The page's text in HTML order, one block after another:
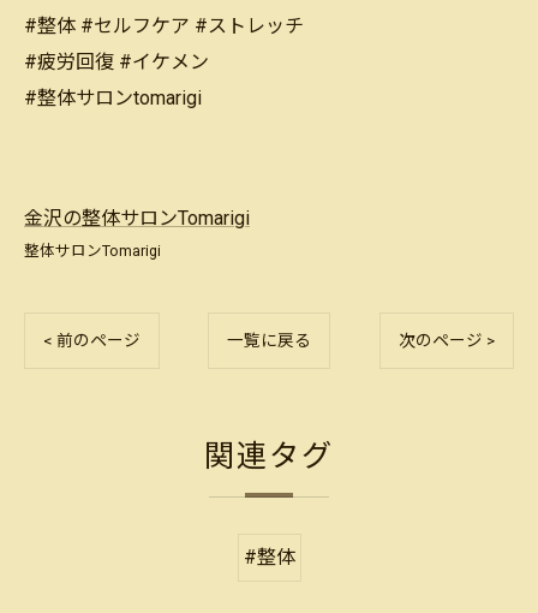
#整体 #セルフケア #ストレッチ
#疲労回復 #イケメン
#整体サロンtomarigi
金沢の整体サロンTomarigi
整体サロンTomarigi
< 前のページ 一覧に戻る 次のページ >
関連タグ
#整体